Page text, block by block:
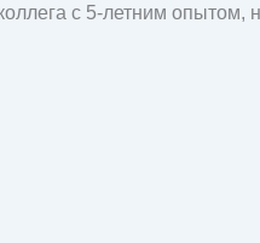
с 5-летним опытом,